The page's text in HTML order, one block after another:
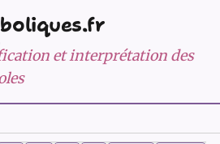
et interprétation des